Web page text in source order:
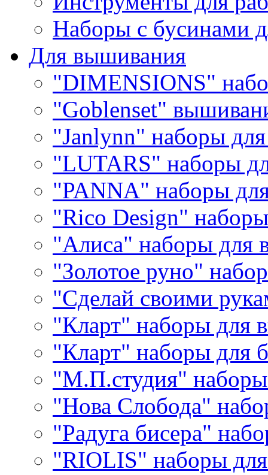
Наборы с бусинами
Для вышивания
"DIMENSIONS"
"Goblenset"
"Janlynn" наборы
"LUTARS" наборы
"PANNA" наборы
"Rico Design"
"Алиса" наборы для
"Золотое руно"
"Сделай своими
"Кларт" наборы для
"Кларт" наборы для
"М.П.студия"
"Нова Слобода"
"Радуга бисера"
"RIOLIS" наборы